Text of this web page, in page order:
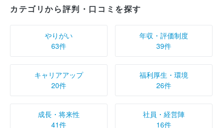
【選考落選】26卒 株式会社テレビ東京の口コミ
（2025/10/14投稿）
4.0
【選考落選】26卒 株式会社テレビ東京の口コミ
（2025/10/9投稿）
【選考落選】26卒 株式会社テレビ東京の口コミ
（2025/7/24投稿）
カテゴリから評判・口コミを探す
やりがい
63件
年収・評価制度
39件
キャリアアップ
20件
福利厚生・環境
26件
成長・将来性
41件
社員・経営陣
16件